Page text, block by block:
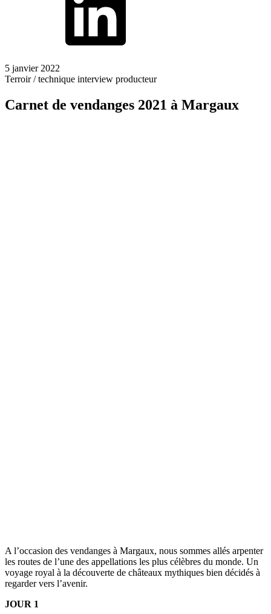
5 janvier 2022
Terroir / technique interview producteur
Carnet de vendanges 2021 à Margaux
A l’occasion des vendanges à Margaux, nous sommes allés arpenter
les routes de l’une des appellations les plus célèbres du monde. Un
voyage royal à la découverte de châteaux mythiques bien décidés à
regarder vers l’avenir.
JOUR 1